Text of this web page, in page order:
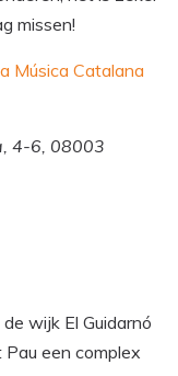
missen!
Música Catalana
4-6, 08003
wijk El Guidarnó
een complex